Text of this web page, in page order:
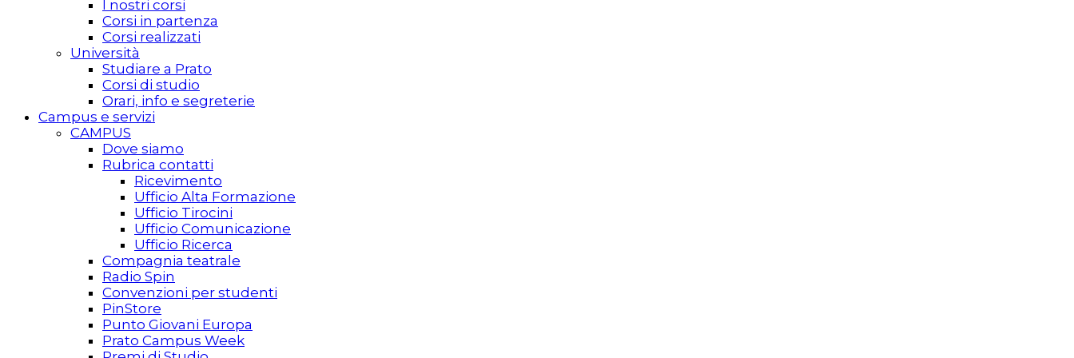
I nostri corsi
Corsi in partenza
Corsi realizzati
Università
Studiare a Prato
Corsi di studio
Orari, info e segreterie
Campus e servizi
CAMPUS
Dove siamo
Rubrica contatti
Ricevimento
Ufficio Alta Formazione
Ufficio Tirocini
Ufficio Comunicazione
Ufficio Ricerca
Compagnia teatrale
Radio Spin
Convenzioni per studenti
PinStore
Punto Giovani Europa
Prato Campus Week